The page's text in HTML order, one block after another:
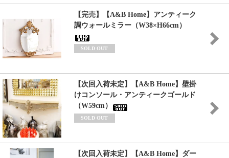
【完売】【A&B Home】アンティーク
調ウォールミラー（W38×H66cm）
SOLD OUT
【次回入荷未定】【A&B Home】壁掛
けコンソール・アンティークゴールド
（W59cm）
SOLD OUT
【次回入荷未定】【A&B Home】ダー